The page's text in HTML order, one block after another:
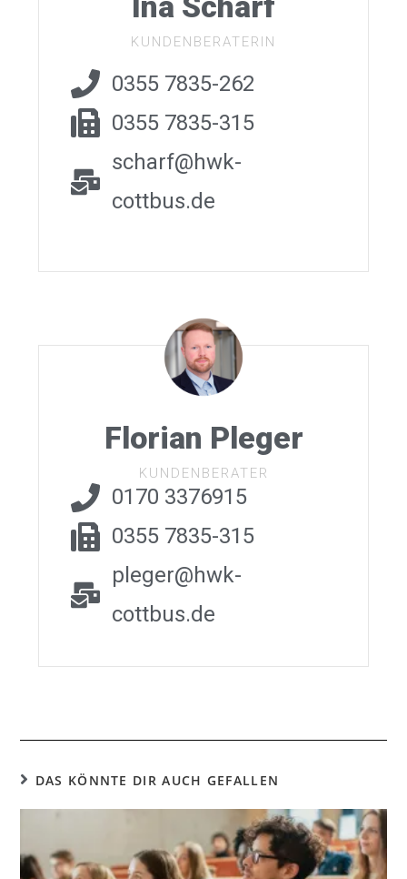
KUNDENBERATERIN
0355 7835-262
0355 7835-315
scharf@hwk-
cottbus.de
Florian Pleger
KUNDENBERATER
0170 3376915
0355 7835-315
pleger@hwk-
cottbus.de
DAS KÖNNTE DIR AUCH GEFALLEN